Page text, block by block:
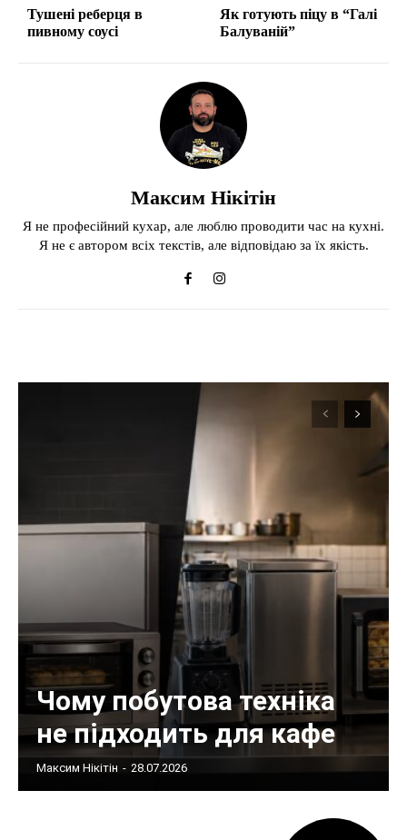
Тушені реберця в
пивному соусі
Як готують піцу в “Галі
Балуваній”
Максим Нікітін
Я не професійний кухар, але люблю проводити час на кухні.
Я не є автором всіх текстів, але відповідаю за їх якість.
Чому побутова техніка
не підходить для кафе
Максим Нікітін - 28.07.2026